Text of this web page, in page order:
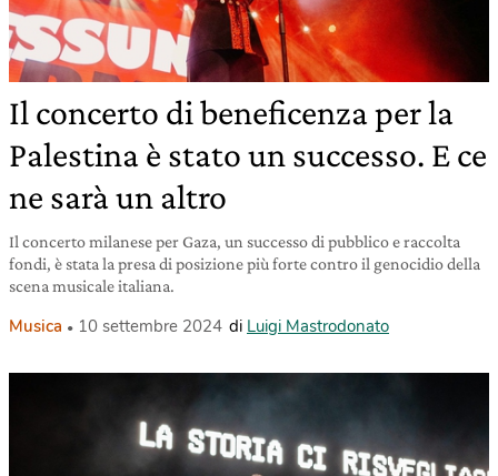
Il concerto di beneficenza per la
Palestina è stato un successo. E ce
ne sarà un altro
Il concerto milanese per Gaza, un successo di pubblico e raccolta
fondi, è stata la presa di posizione più forte contro il genocidio della
scena musicale italiana.
Musica 10 settembre 2024 di Luigi Mastrodonato